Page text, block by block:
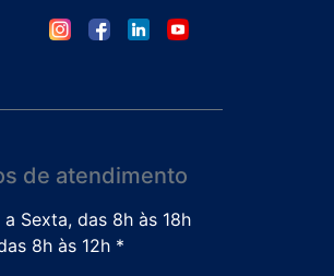
de atendimento
a Sexta, das 8h às 18h
8h às 12h *